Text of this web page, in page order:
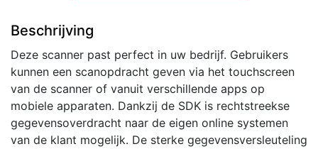
Wit
aantal
Beschrijving
Deze scanner past perfect in uw bedrijf. Gebruikers
kunnen een scanopdracht geven via het touchscreen
van de scanner of vanuit verschillende apps op
mobiele apparaten. Dankzij de SDK is rechtstreekse
gegevensoverdracht naar de eigen online systemen
van de klant mogelijk. De sterke gegevensversleuteling